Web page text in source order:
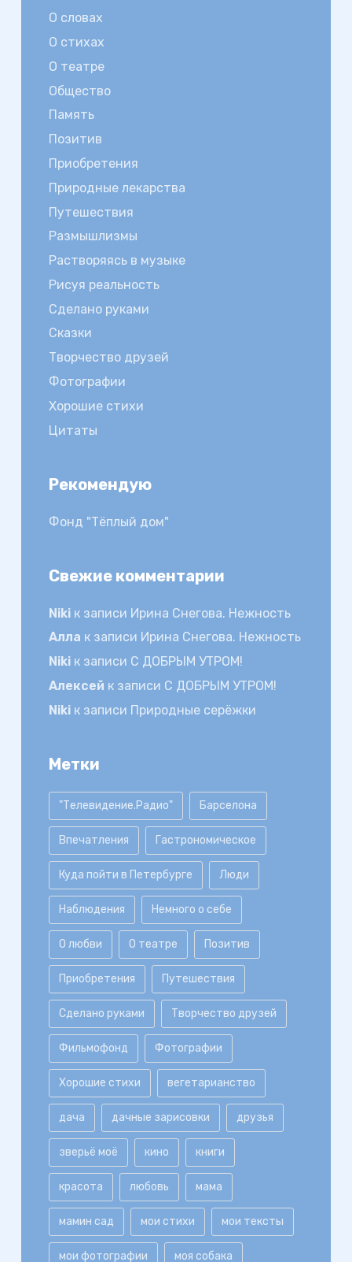
О словах
О стихах
О театре
Общество
Память
Позитив
Приобретения
Природные лекарства
Путешествия
Размышлизмы
Растворяясь в музыке
Рисуя реальность
Сделано руками
Сказки
Творчество друзей
Фотографии
Хорошие стихи
Цитаты
Рекомендую
Фонд "Тёплый дом"
Свежие комментарии
Nikiк записи Ирина Снегова. Нежность
Алла к записи Ирина Снегова. Нежность
Nikiк записи С ДОБРЫМ УТРОМ!
Алексей к записи С ДОБРЫМ УТРОМ!
Nikiк записи Природные серёжки
Метки
"Телевидение.Радио" Барселона
Впечатления Гастрономическое
Куда пойти в Петербурге Люди
Наблюдения Немного о себе
О любви О театре Позитив
Приобретения Путешествия
Сделано руками Творчество друзей
Фильмофонд Фотографии
Хорошие стихи вегетарианство
дача дачные зарисовки друзья
зверьё моё кино книги
красота любовь мама
мамин сад мои стихи мои тексты
мои фотографии моя собака